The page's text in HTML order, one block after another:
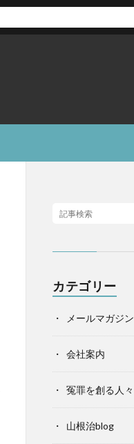
カテゴリー
メールマガジン
会社案内
冤罪を創る人々
山根治blog